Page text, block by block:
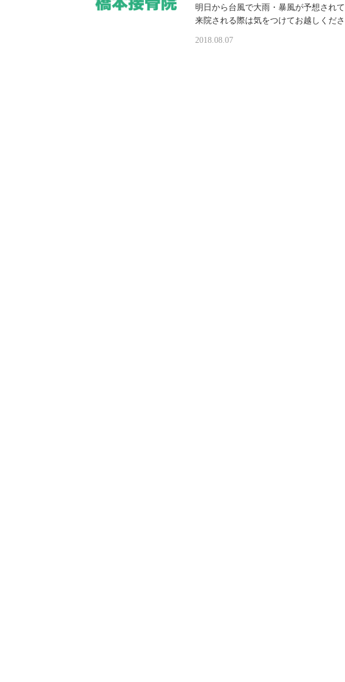
明日から台風で大雨・暴風が予想され
来院される際は気をつけてお越しくださ
2018.08.07